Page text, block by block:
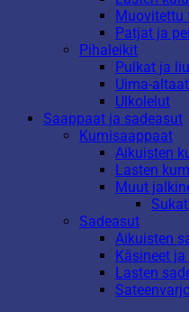
Muovitettu
Patjat ja
Pihaleikit
Pulkat ja
Uima-altaat
Ulkolelut
Saappaat ja sadeasut
Kumisaappaat
Aikuisten
Lasten
Muut
Sukat
Sadeasut
Aikuisten
Käsineet
Lasten